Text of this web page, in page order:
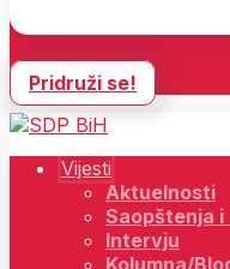
Pridruži se!
Vijesti
Aktuelnosti
Saopštenja i
Intervju
Kolumna/